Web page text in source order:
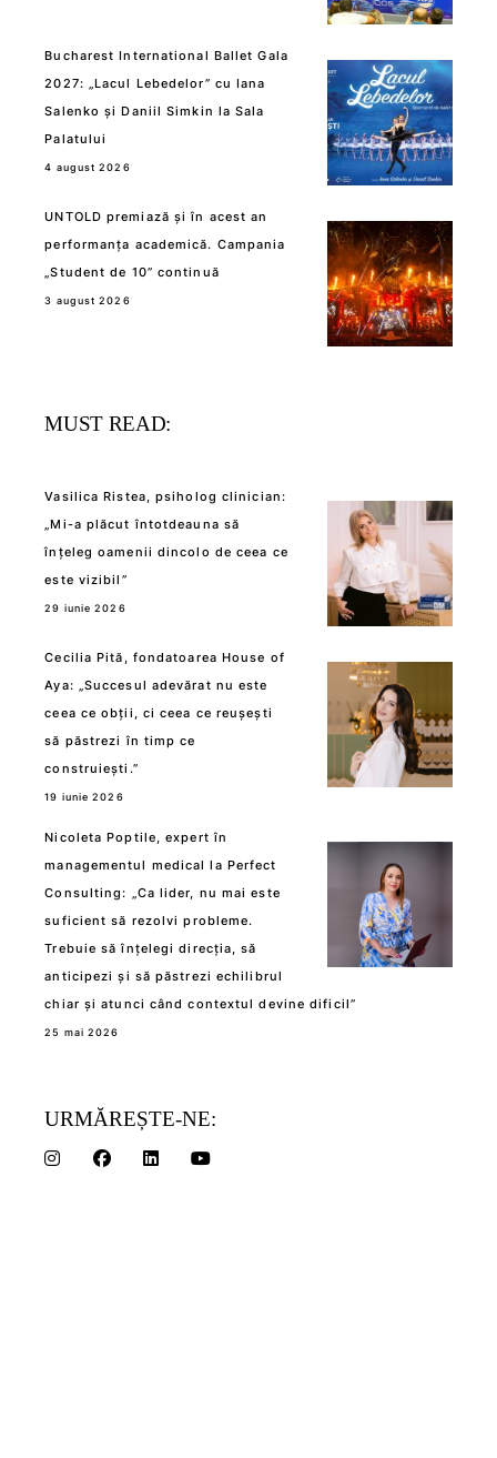
Bucharest International Ballet Gala
2027: „Lacul Lebedelor” cu Iana
Salenko și Daniil Simkin la Sala
Palatului
4 august 2026
UNTOLD premiază și în acest an
performanța academică. Campania
„Student de 10” continuă
3 august 2026
MUST READ:
Vasilica Ristea, psiholog clinician:
„Mi-a plăcut întotdeauna să
înțeleg oamenii dincolo de ceea ce
este vizibil”
29 iunie 2026
Cecilia Pită, fondatoarea House of
Aya: „Succesul adevărat nu este
ceea ce obții, ci ceea ce reușești
să păstrezi în timp ce
construiești.”
19 iunie 2026
Nicoleta Poptile, expert în
managementul medical la Perfect
Consulting: „Ca lider, nu mai este
suficient să rezolvi probleme.
Trebuie să înțelegi direcția, să
anticipezi și să păstrezi echilibrul
chiar și atunci când contextul devine dificil”
25 mai 2026
URMĂREȘTE-NE: